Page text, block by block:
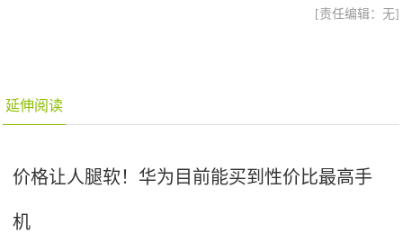
[责任编辑：无]
延伸阅读
价格让人腿软！华为目前能买到性价比最高手
机